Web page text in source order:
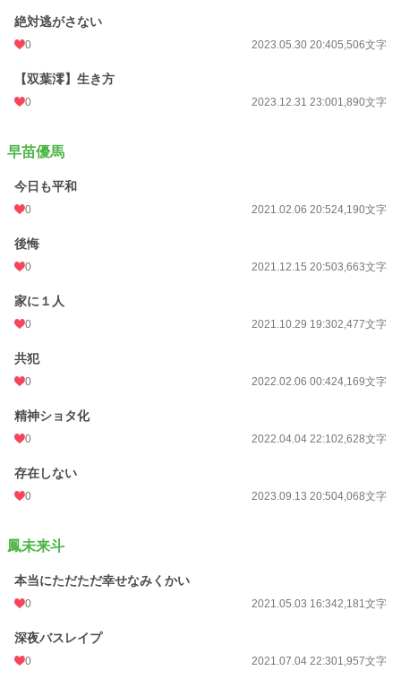
絶対逃がさない
0 2023.05.30 20:405,506文字
【双葉澪】生き方
0 2023.12.31 23:001,890文字
早苗優馬
今日も平和
0 2021.02.06 20:524,190文字
後悔
0 2021.12.15 20:503,663文字
家に１人
0 2021.10.29 19:302,477文字
共犯
0 2022.02.06 00:424,169文字
精神ショタ化
0 2022.04.04 22:102,628文字
存在しない
0 2023.09.13 20:504,068文字
鳳未来斗
本当にただただ幸せなみくかい
0 2021.05.03 16:342,181文字
深夜バスレイプ
0 2021.07.04 22:301,957文字